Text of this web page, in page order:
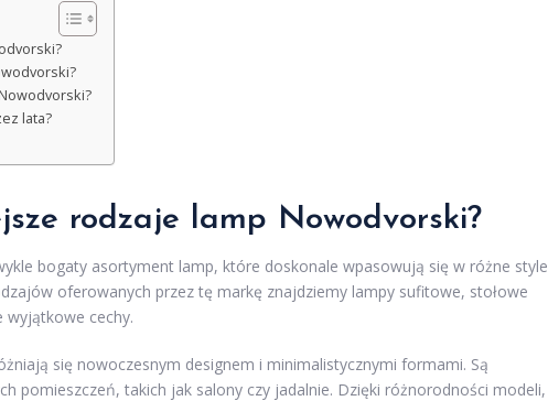
lata?
rodzaje lamp Nowodvorski?
bogaty asortyment lamp, które doskonale wpasowują się w różne style
oferowanych przez tę markę znajdziemy lampy sufitowe, stołowe
wyjątkowe cechy.
się nowoczesnym designem i minimalistycznymi formami. Są
pomieszczeń, takich jak salony czy jadalnie. Dzięki różnorodności modeli,